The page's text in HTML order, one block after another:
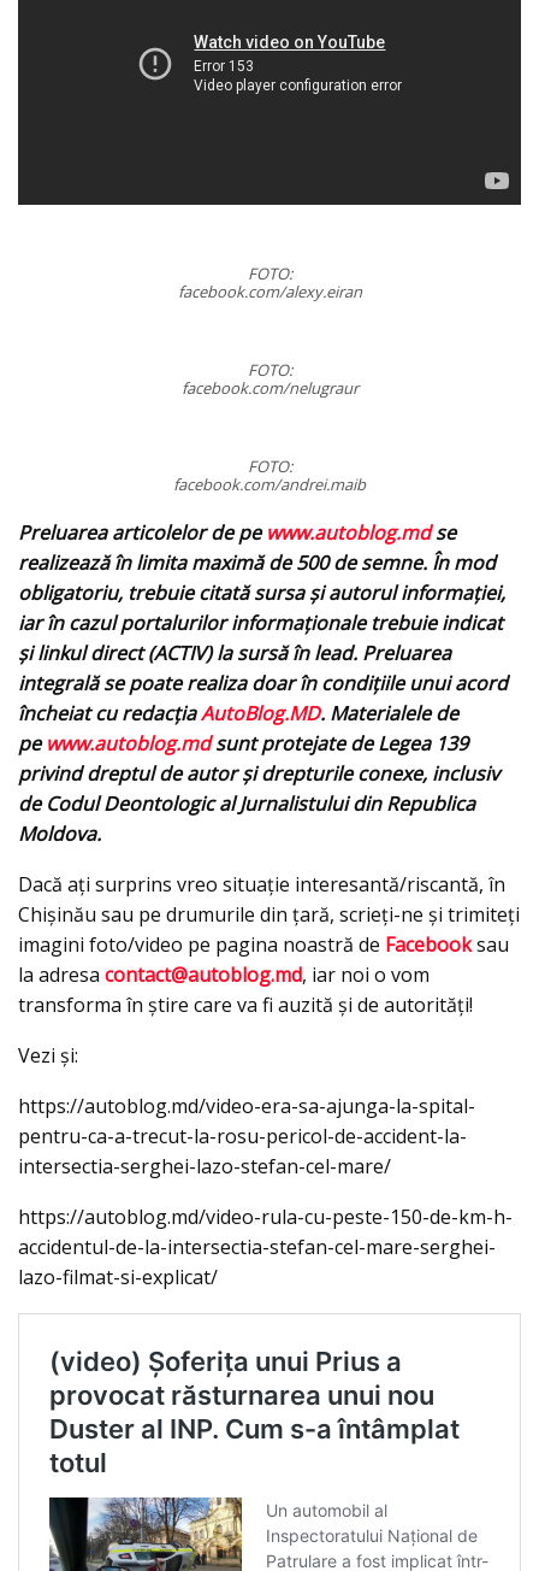
FOTO:
facebook.com/alexy.eiran
FOTO:
facebook.com/nelugraur
FOTO:
facebook.com/andrei.maib
Preluarea articolelor de pewww.autoblog.mdse
realizează în limita maximă de 500 de semne. În mod
obligatoriu, trebuie citată sursa și autorul informației,
iar în cazul portalurilor informaționale trebuie indicat
și linkul direct (ACTIV) la sursă în lead. Preluarea
integrală se poate realiza doar în condițiile unui acord
încheiat cu redacţiaAutoBlog.MD. Materialele de
pewww.autoblog.mdsunt protejate de Legea 139
privind dreptul de autor și drepturile conexe, inclusiv
de Codul Deontologic al Jurnalistului din Republica
Moldova.
Dacă aţi surprins vreo situaţie interesantă/riscantă, în
Chişinău sau pe drumurile din ţară, scrieţi-ne şi trimiteţi
imagini foto/video pe pagina noastră de Facebooksau
la adresa contact@autoblog.md, iar noi o vom
transforma în ştire care va fi auzită şi de autorităţi!
Vezi şi:
https://autoblog.md/video-era-sa-ajunga-la-spital-
pentru-ca-a-trecut-la-rosu-pericol-de-accident-la-
intersectia-serghei-lazo-stefan-cel-mare/
https://autoblog.md/video-rula-cu-peste-150-de-km-h-
accidentul-de-la-intersectia-stefan-cel-mare-serghei-
lazo-filmat-si-explicat/